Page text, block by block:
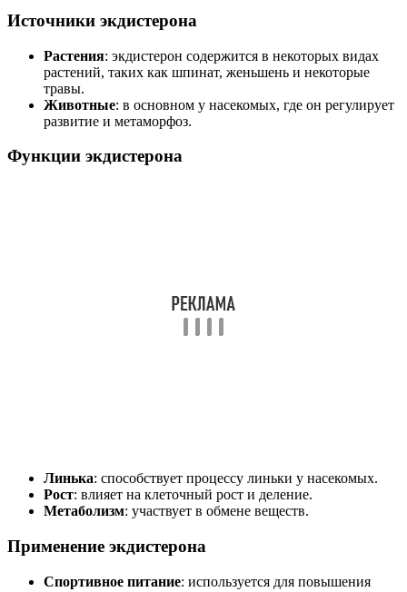
Источники экдистерона
Растения: экдистерон содержится в некоторых видах
растений, таких как шпинат, женьшень и некоторые
травы.
Животные: в основном у насекомых, где он регулирует
развитие и метаморфоз.
Функции экдистерона
Линька: способствует процессу линьки у насекомых.
Рост: влияет на клеточный рост и деление.
Метаболизм: участвует в обмене веществ.
Применение экдистерона
Спортивное питание: используется для повышения